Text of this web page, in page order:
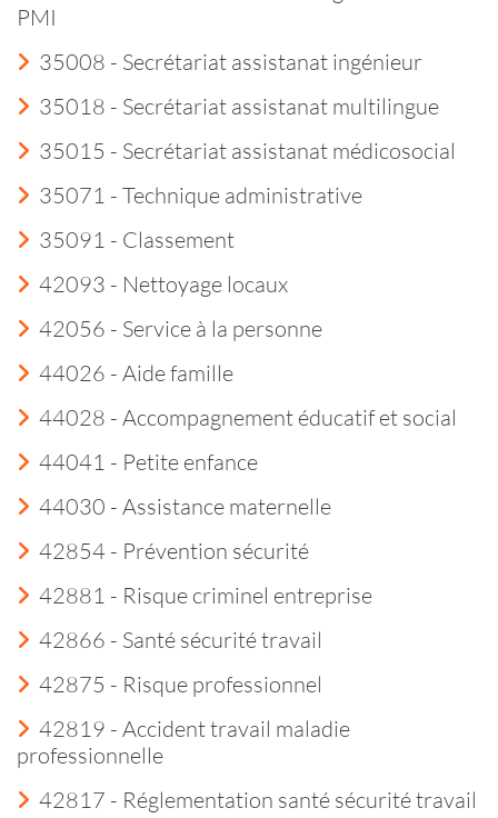
PMI
35008 - Secrétariat assistanat ingénieur
35018 - Secrétariat assistanat multilingue
35015 - Secrétariat assistanat médicosocial
35071 - Technique administrative
35091 - Classement
42093 - Nettoyage locaux
42056 - Service à la personne
44026 - Aide famille
44028 - Accompagnement éducatif et social
44041 - Petite enfance
44030 - Assistance maternelle
42854 - Prévention sécurité
42881 - Risque criminel entreprise
42866 - Santé sécurité travail
42875 - Risque professionnel
42819 - Accident travail maladie
professionnelle
42817 - Réglementation santé sécurité travail